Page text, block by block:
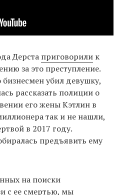
Дерста приговорили к
за это преступление.
бизнесмен убил девушку,
рассказать полиции о
его жены Кэтлин в
так и не нашли,
в 2017 году.
предъявить ему
на поиски
с ее смертью, мы